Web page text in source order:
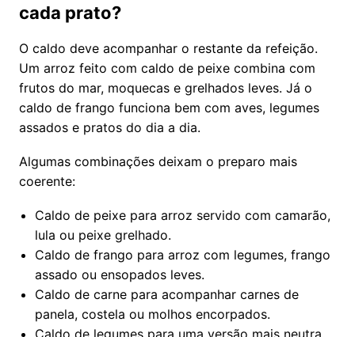
cada prato?
O caldo deve acompanhar o restante da refeição.
Um arroz feito com caldo de peixe combina com
frutos do mar, moquecas e grelhados leves. Já o
caldo de frango funciona bem com aves, legumes
assados e pratos do dia a dia.
Algumas combinações deixam o preparo mais
coerente:
Caldo de peixe para arroz servido com camarão,
lula ou peixe grelhado.
Caldo de frango para arroz com legumes, frango
assado ou ensopados leves.
Caldo de carne para acompanhar carnes de
panela, costela ou molhos encorpados.
Caldo de legumes para uma versão mais neutra,